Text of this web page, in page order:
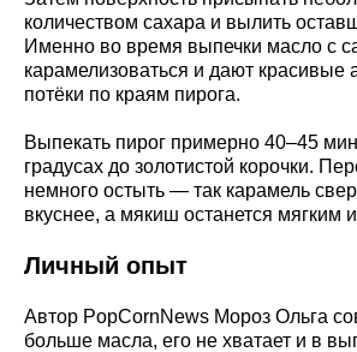
количеством сахара и вылить
Именно во время выпечки масло с
карамелизоваться и дают красивые
потёки по краям пирога.
Выпекать пирог примерно 40–45
градусах до золотистой корочки.
немного остыть — так карамель
вкуснее, а мякиш останется мягким
Личный опыт
Автор PopCornNews Мороз Ольга
больше масла, его не хватает и в